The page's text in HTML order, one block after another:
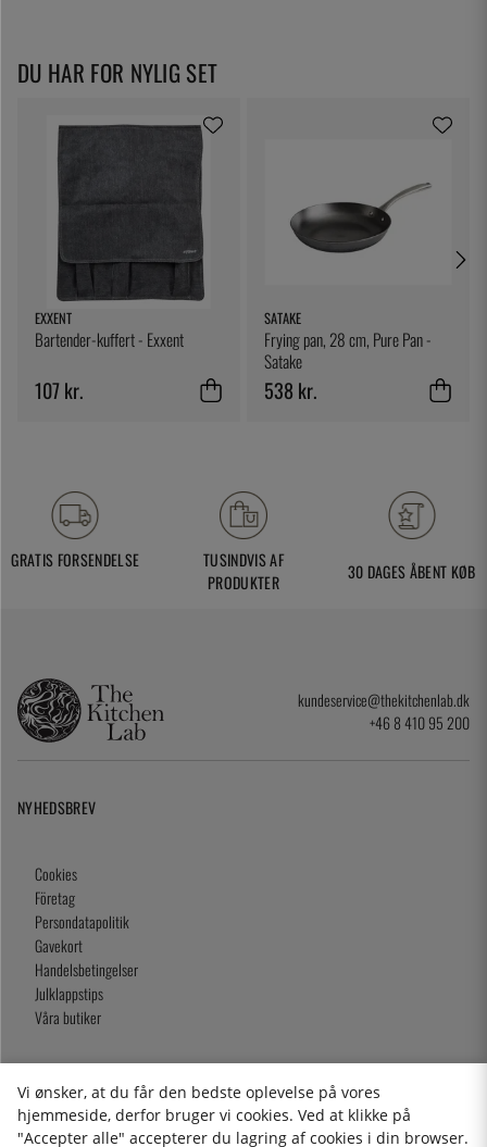
DU HAR FOR NYLIG SET
EXXENT
Bartender-kuffert - Exxent
107 kr.
SATAKE
Frying pan, 28 cm, Pure Pan -
Satake
538 kr.
GRATIS FORSENDELSE
TUSINDVIS AF
PRODUKTER
30 DAGES ÅBENT KØB
kundeservice@thekitchenlab.dk
+46 8 410 95 200
NYHEDSBREV
Cookies
Företag
Persondatapolitik
Gavekort
Handelsbetingelser
Julklappstips
Våra butiker
2026 KitchenLab AB
Vi ønsker, at du får den bedste oplevelse på vores
hjemmeside, derfor bruger vi cookies. Ved at klikke på
"Accepter alle" accepterer du lagring af cookies i din browser.